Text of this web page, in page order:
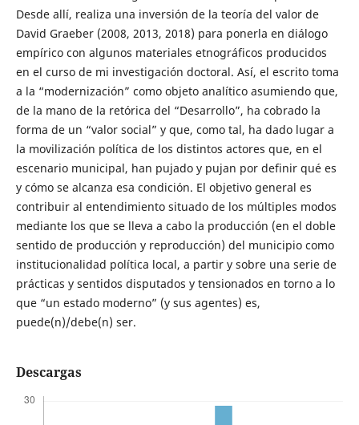
Desde allí, realiza una inversión de la teoría del valor de
David Graeber (2008, 2013, 2018) para ponerla en diálogo
empírico con algunos materiales etnográficos producidos
en el curso de mi investigación doctoral. Así, el escrito toma
a la “modernización” como objeto analítico asumiendo que,
de la mano de la retórica del “Desarrollo”, ha cobrado la
forma de un “valor social” y que, como tal, ha dado lugar a
la movilización política de los distintos actores que, en el
escenario municipal, han pujado y pujan por definir qué es
y cómo se alcanza esa condición. El objetivo general es
contribuir al entendimiento situado de los múltiples modos
mediante los que se lleva a cabo la producción (en el doble
sentido de producción y reproducción) del municipio como
institucionalidad política local, a partir y sobre una serie de
prácticas y sentidos disputados y tensionados en torno a lo
que “un estado moderno” (y sus agentes) es,
puede(n)/debe(n) ser.
Descargas